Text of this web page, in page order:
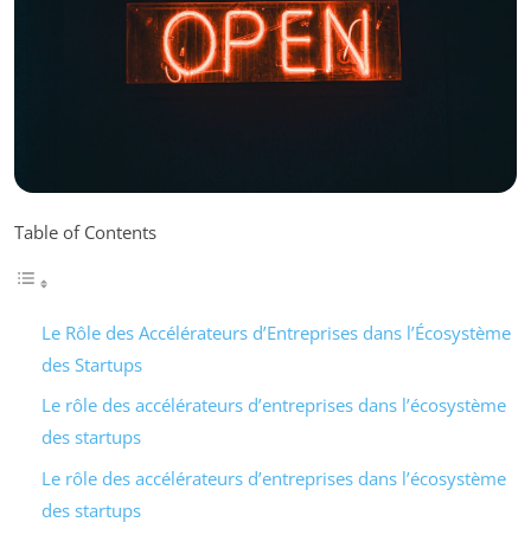
Table of Contents
Le Rôle des Accélérateurs d’Entreprises dans l’Écosystème
des Startups
Le rôle des accélérateurs d’entreprises dans l’écosystème
des startups
Le rôle des accélérateurs d’entreprises dans l’écosystème
des startups